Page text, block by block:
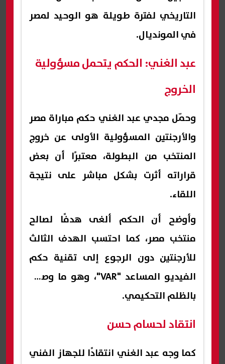
التاريخي لفترة طويلة هو الوحيد لمصر
في المونديال.
عبد الغني: الحكم يتحمل مسؤولية
الخروج
وحمّل مجدي عبد الغني حكم مباراة مصر
والأرجنتين المسؤولية الأولى عن خروج
المنتخب من البطولة، معتبرًا أن بعض
قراراته أثرت بشكل مباشر على نتيجة
اللقاء.
وأوضح أن الحكم ألغى هدفًا لصالح
منتخب مصر، كما احتسب الهدف الثالث
للأرجنتين دون الرجوع إلى تقنية حكم
الفيديو المساعد "VAR"، وهو ما وصفه
بالظلم التحكيمي.
انتقاد لحسام حسن
كما وجه عبد الغني انتقادًا للجهاز الفني